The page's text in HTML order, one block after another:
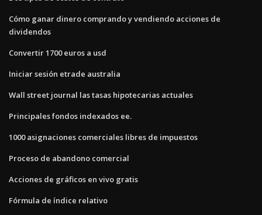
Cómo ganar dinero comprando y vendiendo acciones de
dividendos
Convertir 1700 euros a usd
Iniciar sesión etrade australia
Wall street journal las tasas hipotecarias actuales
Principales fondos indexados ee.
1000 asignaciones comerciales libres de impuestos
Proceso de abandono comercial
Acciones de gráficos en vivo gratis
Fórmula de índice relativo